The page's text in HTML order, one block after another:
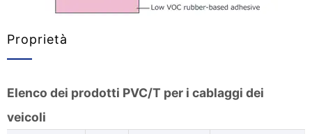
Proprietà
Elenco dei prodotti PVC/T per i cablaggi dei
veicoli